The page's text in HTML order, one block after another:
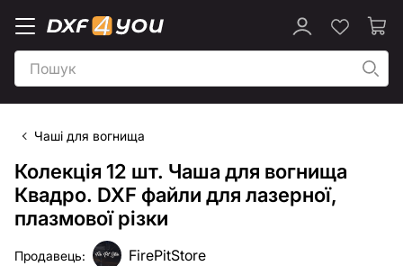
Чаші для вогнища
Колекція 12 шт. Чаша для вогнища
Квадро. DXF файли для лазерної,
плазмової різки
Продавець: FirePitStore